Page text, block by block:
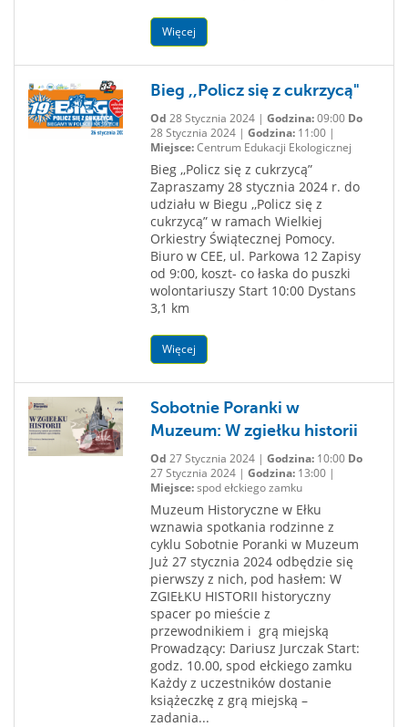
Więcej
Bieg ,,Policz się z cukrzycą"
Od 28 Stycznia 2024 | Godzina:09:00 Do
28 Stycznia 2024 | Godzina:11:00 |
Miejsce:Centrum Edukacji Ekologicznej
Bieg ,,Policz się z cukrzycą”
Zapraszamy 28 stycznia 2024 r. do
udziału w Biegu ,,Policz się z
cukrzycą” w ramach Wielkiej
Orkiestry Świątecznej Pomocy.
Biuro w CEE, ul. Parkowa 12 Zapisy
od 9:00, koszt- co łaska do puszki
wolontariuszy Start 10:00 Dystans
3,1 km
Więcej
Sobotnie Poranki w
Muzeum: W zgiełku historii
Od 27 Stycznia 2024 | Godzina:10:00 Do
27 Stycznia 2024 | Godzina:13:00 |
Miejsce:spod ełckiego zamku
Muzeum Historyczne w Ełku
wznawia spotkania rodzinne z
cyklu Sobotnie Poranki w Muzeum
Już 27 stycznia 2024 odbędzie się
pierwszy z nich, pod hasłem: W
ZGIEŁKU HISTORII historyczny
spacer po mieście z
przewodnikiem i grą miejską
Prowadzący: Dariusz Jurczak Start:
godz. 10.00, spod ełckiego zamku
Każdy z uczestników dostanie
książeczkę z grą miejską –
zadania...